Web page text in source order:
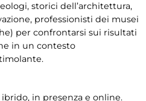
storici dell’architettura,
professionisti dei musei
per confrontarsi sui risultati
in un contesto
in presenza e online.